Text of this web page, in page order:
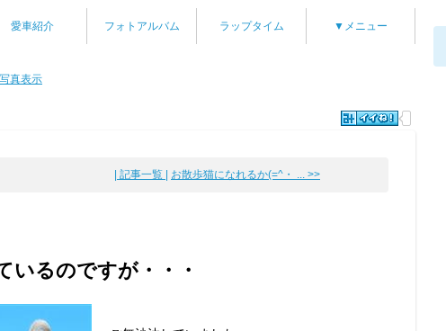
愛車紹介 フォトアルバム ラップタイム ▼メニュー
写真表示
| 記事一覧 | お散歩猫になれるか(=^・ ... >>
いるのですが・・・